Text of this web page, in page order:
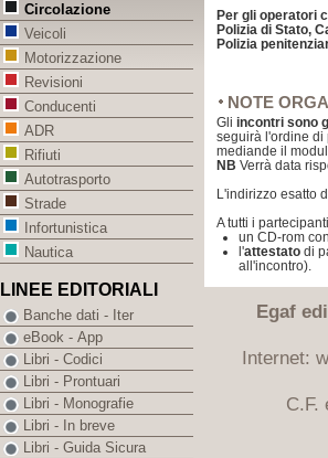
Per gli operatori
Polizia di Stato,
Polizia
NOTE
Gli incontri sono
seguirà l'ordine di
mediande il
NB Verrà data
L'indirizzo esatto
A tutti i
un CD-rom
l'attestato di
all'incontro).
Egaf
Internet:
C.F.
Circolazione
Veicoli
Motorizzazione
Revisioni
Conducenti
ADR
Rifiuti
Autotrasporto
Strade
Infortunistica
Nautica
LINEE EDITORIALI
Banche dati - Iter
eBook - App
Libri - Codici
Libri - Prontuari
Libri - Monografie
Libri - In breve
Libri - Guida Sicura